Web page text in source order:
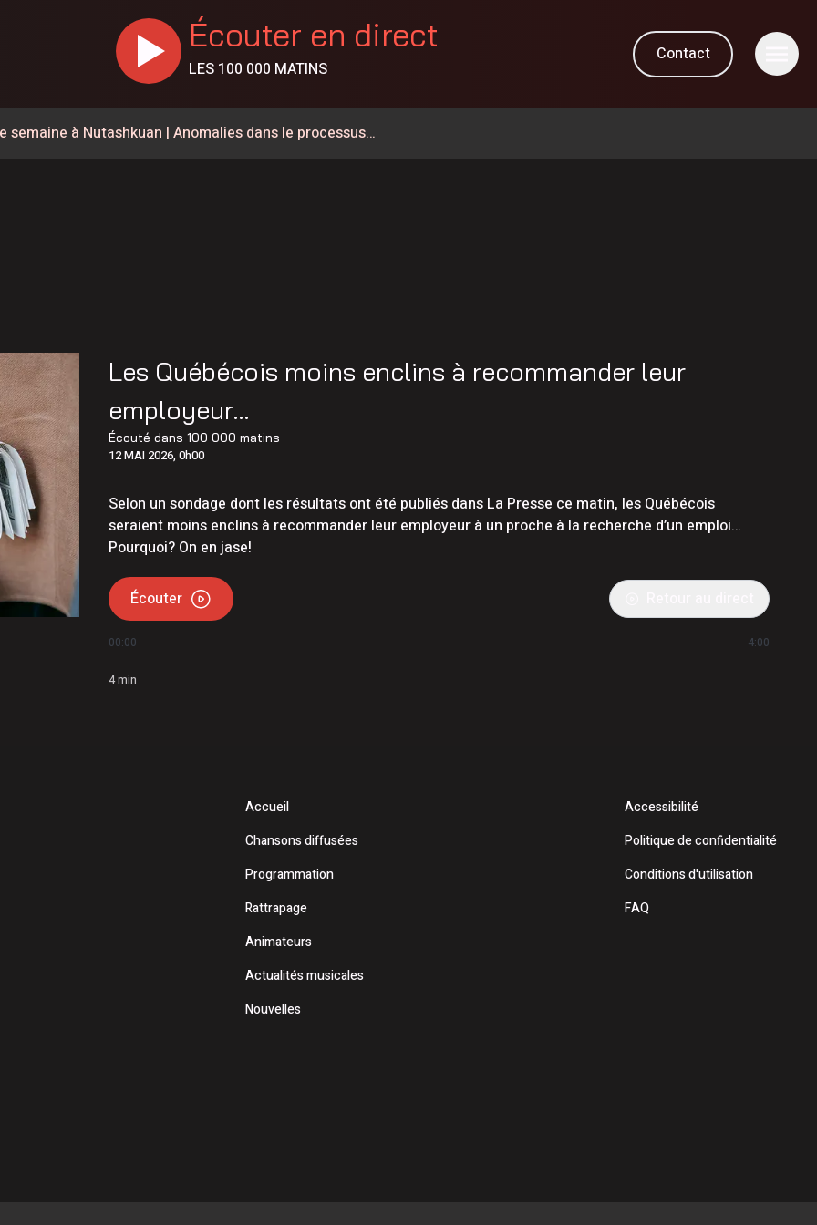
Écouter en direct
LES 100 000 MATINS
Contact
semaine à Nutashkuan | Anomalies dans le processus
en santé?
conserve son avance dans les intentions de vote
l’exploration des terres rares sur le Nitassinan
choisie parmi les finalistes des Bourses d’honneur de la
Point s’en vient au parc des Écureuils de Sept-Îles
| un peu plus chaud que la moyenne, beaucoup moins de
Les Québécois moins enclins à recommander leur
employeur…
Écouté dans100 000 matins
12 MAI 2026, 0h00
Selon un sondage dont les résultats ont été publiés dans La Presse ce matin, les Québécois
seraient moins enclins à recommander leur employeur à un proche à la recherche d’un emploi…
Pourquoi? On en jase!
Écouter
00:00 4:00
4min
Accueil
Chansons diffusées
Programmation
Rattrapage
Animateurs
Actualités musicales
Nouvelles
Accessibilité
Politique de confidentialité
Conditions d'utilisation
FAQ